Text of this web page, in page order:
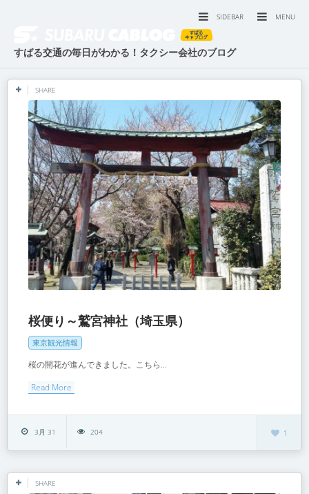
MENU
SIDEBAR
すばる交通の毎日がわかる！タクシー会社のブログ
SHARE
桜便り～鷲宮神社（埼玉県）
東京観光情報
桜の開花が進んできました。こちら...
Read More
3月 31 204 1
SHARE